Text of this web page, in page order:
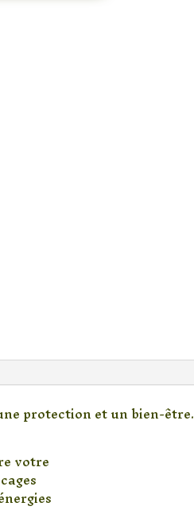
protection et un bien-être.
votre